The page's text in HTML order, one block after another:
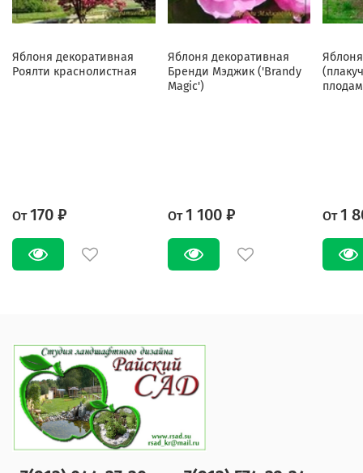
Яблоня декоративная
Роялти краснолистная
От 170 ₽
Яблоня декоративная
Бренди Мэджик ('Brandy
Magic')
От 1 100 ₽ От 1